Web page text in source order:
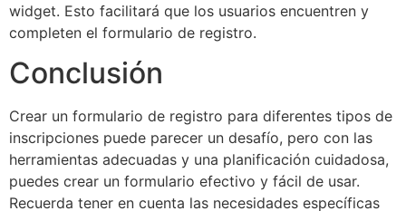
widget. Esto facilitará que los usuarios encuentren y
completen el formulario de registro.
Conclusión
Crear un formulario de registro para diferentes tipos de
inscripciones puede parecer un desafío, pero con las
herramientas adecuadas y una planificación cuidadosa,
puedes crear un formulario efectivo y fácil de usar.
Recuerda tener en cuenta las necesidades específicas